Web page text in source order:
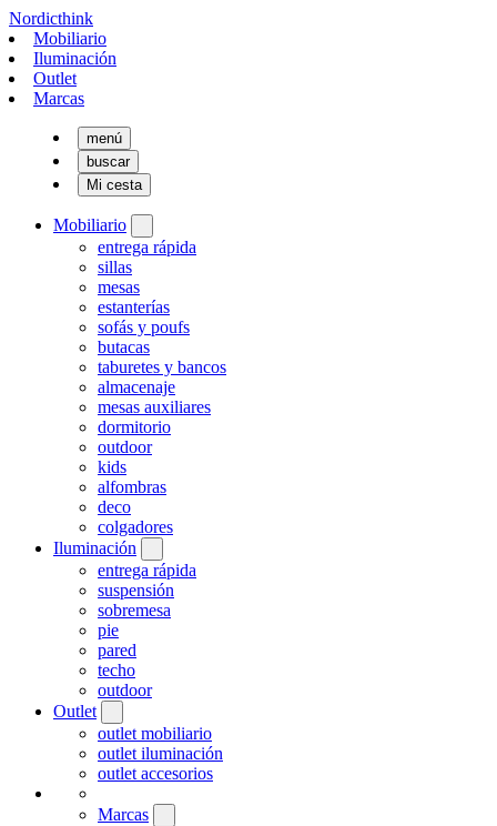
Nordicthink
Mobiliario
Iluminación
Outlet
Marcas
menú
buscar
Mi cesta
Mobiliario
entrega rápida
sillas
mesas
estanterías
sofás y poufs
butacas
taburetes y bancos
almacenaje
mesas auxiliares
dormitorio
outdoor
kids
alfombras
deco
colgadores
Iluminación
entrega rápida
suspensión
sobremesa
pie
pared
techo
outdoor
Outlet
outlet mobiliario
outlet iluminación
outlet accesorios
Marcas